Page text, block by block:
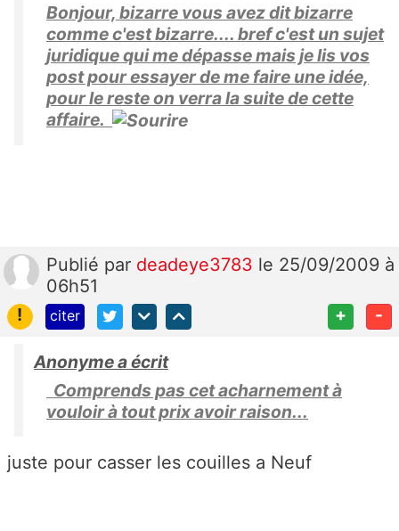
Bonjour, bizarre vous avez dit bizarre
comme c'est bizarre.... bref c'est un sujet
juridique qui me dépasse mais je lis vos
post pour essayer de me faire une idée,
pour le reste on verra la suite de cette
affaire.
Publié par deadeye3783 le 25/09/2009 à
06h51
!
citer + -
Anonyme a écrit
Comprends pas cet acharnement à
vouloir à tout prix avoir raison...
juste pour casser les couilles a Neuf